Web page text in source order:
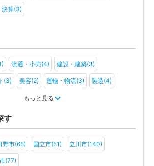
決算(3)
流通・小売(4) 建設・建築(3)
(3) 美容(2) 運輸・物流(3) 製造(4)
旅行・ホテル(2)
レジャー(3)
もっと見る
す
野市(65) 国立市(51) 立川市(140)
(77)